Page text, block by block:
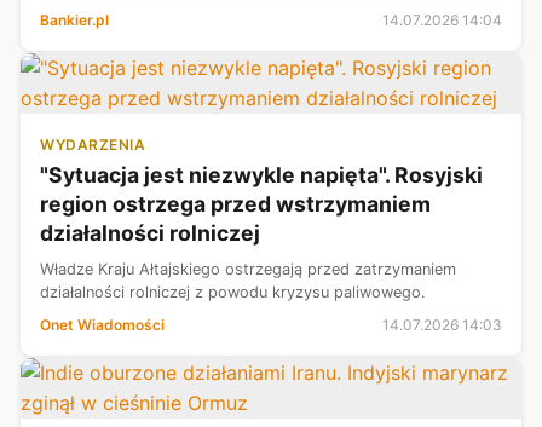
tys. zł. Jak podkreśliła, Domański nie kwestionował
merytorycznych argumentów, ale...
Bankier.pl 14.07.2026 14:04
WYDARZENIA
"Sytuacja jest niezwykle napięta". Rosyjski
region ostrzega przed wstrzymaniem
działalności rolniczej
Władze Kraju Ałtajskiego ostrzegają przed zatrzymaniem
działalności rolniczej z powodu kryzysu paliwowego.
Onet Wiadomości
14.07.2026 14:03